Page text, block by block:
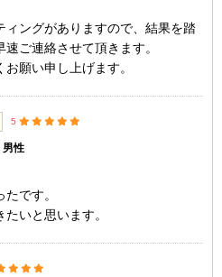
ィングがありますので、結果を踏
ご連絡させて頂きます。
願い申し上げます。
5
男性
です。
いと思います。